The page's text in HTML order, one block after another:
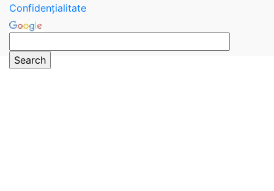
Confidențialitate